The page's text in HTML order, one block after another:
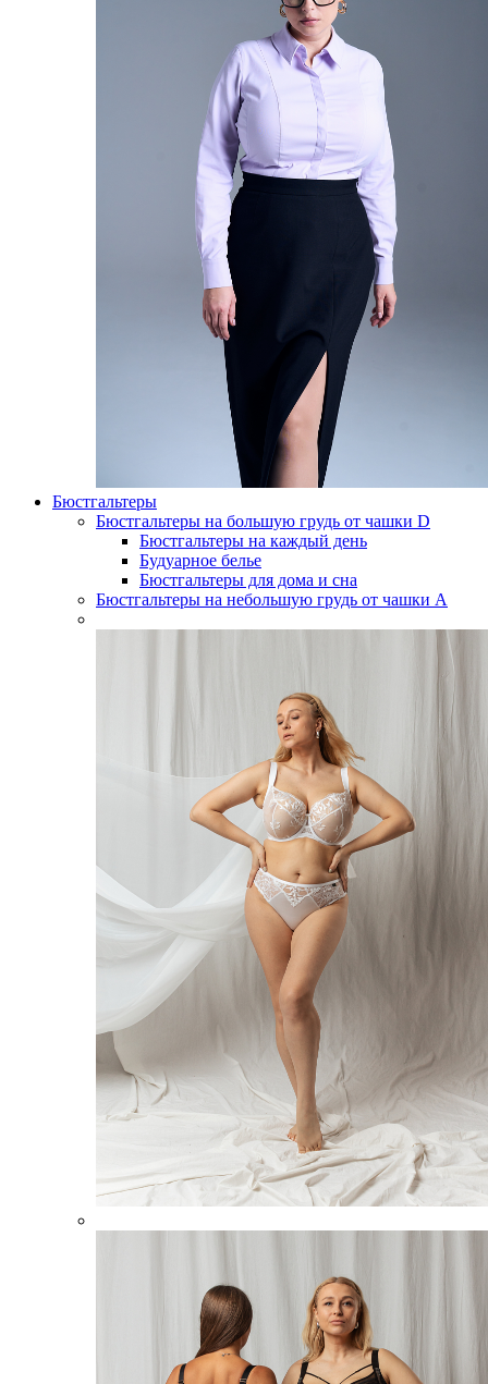
Бюстгальтеры
Бюстгальтеры на большую грудь от чашки D
Бюстгальтеры на каждый день
Будуарное белье
Бюстгальтеры для дома и сна
Бюстгальтеры на небольшую грудь от чашки А